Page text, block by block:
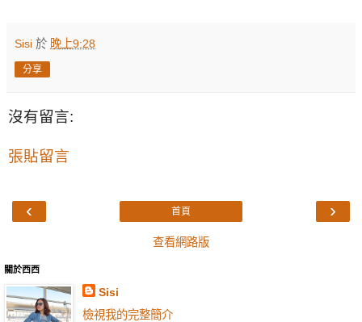
Sisi 於 晚上9:28
分享
沒有留言:
張貼留言
‹ ›
首頁
查看網路版
關於西西
Sisi
檢視我的完整簡介